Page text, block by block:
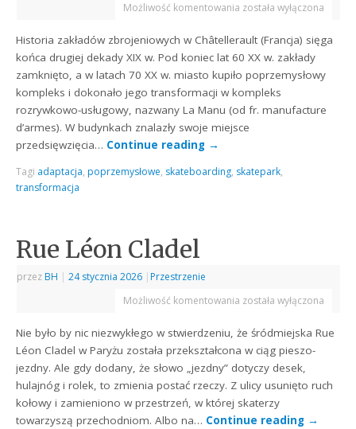
Możliwość komentowania została wyłączona
Historia zakładów zbrojeniowych w Châtellerault (Francja) sięga
końca drugiej dekady XIX w. Pod koniec lat 60 XX w. zakłady
zamknięto, a w latach 70 XX w. miasto kupiło poprzemysłowy
kompleks i dokonało jego transformacji w kompleks
rozrywkowo-usługowy, nazwany La Manu (od fr. manufacture
d’armes). W budynkach znalazły swoje miejsce
przedsięwzięcia… Continue reading →
Tagi adaptacja, poprzemysłowe, skateboarding, skatepark,
transformacja
Rue Léon Cladel
przez BH | 24 stycznia 2026 | Przestrzenie
Możliwość komentowania została wyłączona
Nie było by nic niezwykłego w stwierdzeniu, że śródmiejska Rue
Léon Cladel w Paryżu została przekształcona w ciąg pieszo-
jezdny. Ale gdy dodany, że słowo „jezdny” dotyczy desek,
hulajnóg i rolek, to zmienia postać rzeczy. Z ulicy usunięto ruch
kołowy i zamieniono w przestrzeń, w której skaterzy
towarzyszą przechodniom. Albo na… Continue reading →